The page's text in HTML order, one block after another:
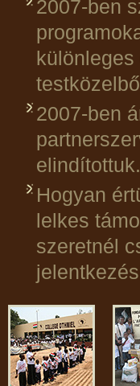
2007-ben
2007-ben
elindítottuk.
Hogyan
lelkes
szeretnél